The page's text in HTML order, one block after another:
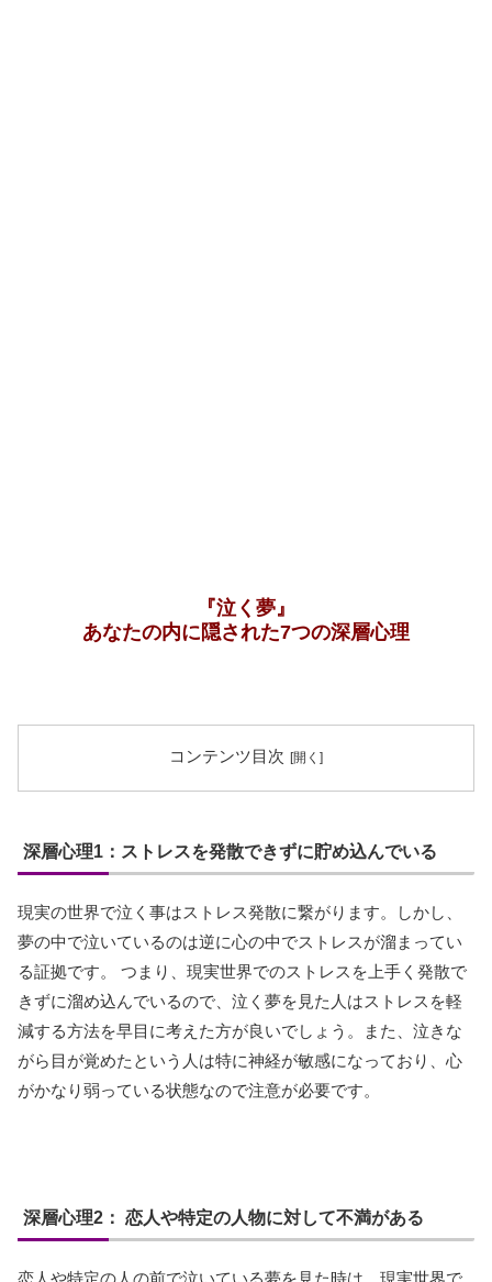
『泣く夢』
あなたの内に隠された7つの深層心理
コンテンツ目次
深層心理1：ストレスを発散できずに貯め込んでいる
現実の世界で泣く事はストレス発散に繋がります。しかし、
夢の中で泣いているのは逆に心の中でストレスが溜まってい
る証拠です。 つまり、現実世界でのストレスを上手く発散で
きずに溜め込んでいるので、泣く夢を見た人はストレスを軽
減する方法を早目に考えた方が良いでしょう。また、泣きな
がら目が覚めたという人は特に神経が敏感になっており、心
がかなり弱っている状態なので注意が必要です。
深層心理2： 恋人や特定の人物に対して不満がある
恋人や特定の人の前で泣いている夢を見た時は、現実世界で